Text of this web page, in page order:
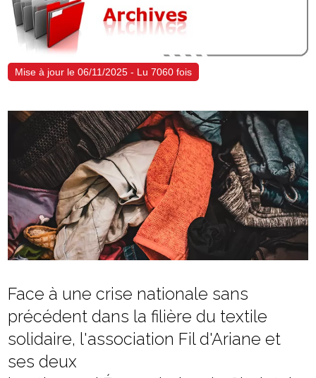
Mise à jour le 06/11/2025 - Lu 7060 fois
Face à une crise nationale sans
précédent dans la filière du textile
solidaire, l'association Fil d'Ariane et
ses deux